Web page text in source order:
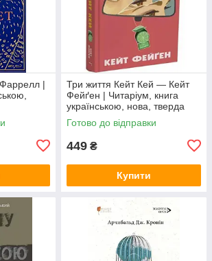
|
Три життя Кейт Кей — Кейт
Фейґен | Читаріум, книга
українською, нова, тверда
Готово до відправки
449 ₴
Купити